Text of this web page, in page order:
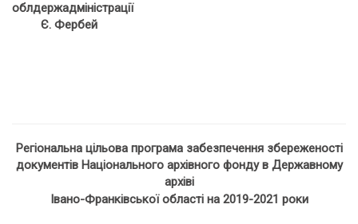
облдержадміністрації
Є. Фербей
Регіональна цільова програма забезпечення збереженості
документів Національного архівного фонду в Державному
архіві
Івано-Франківської області на 2019-2021 роки